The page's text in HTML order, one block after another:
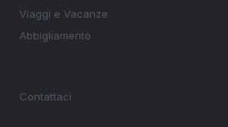
Viaggi e Vacanze
Abbigliamento
Contattaci